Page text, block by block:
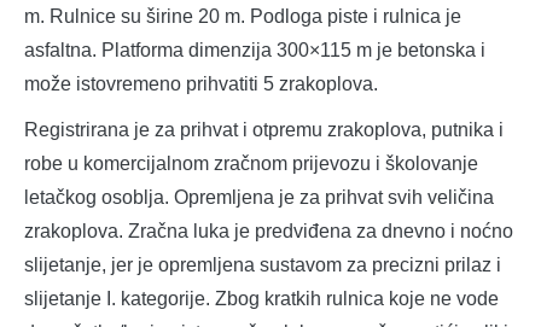
m. Rulnice su širine 20 m. Podloga piste i rulnica je
asfaltna. Platforma dimenzija 300×115 m je betonska i
može istovremeno prihvatiti 5 zrakoplova.
Registrirana je za prihvat i otpremu zrakoplova, putnika i
robe u komercijalnom zračnom prijevozu i školovanje
letačkog osoblja. Opremljena je za prihvat svih veličina
zrakoplova. Zračna luka je predviđena za dnevno i noćno
slijetanje, jer je opremljena sustavom za precizni prilaz i
slijetanje I. kategorije. Zbog kratkih rulnica koje ne vode